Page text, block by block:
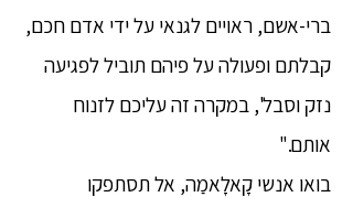
ברי-אשם, ראויים לגנאי על ידי אדם חכם,
קבלתם ופעולה על פיהם תוביל לפגיעה
נזק וסבל', במקרה זה עליכם לזנוח
אותם."
בואו אנשי קָאלָאמַה, אל תסתפקו